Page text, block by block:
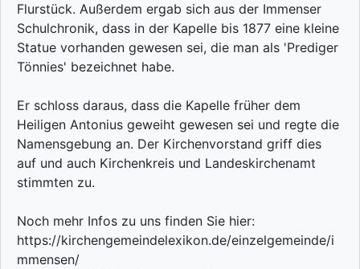
Flurstück. Außerdem ergab sich aus der Immenser
Schulchronik, dass in der Kapelle bis 1877 eine kleine
Statue vorhanden gewesen sei, die man als 'Prediger
Tönnies' bezeichnet habe.
Er schloss daraus, dass die Kapelle früher dem
Heiligen Antonius geweiht gewesen sei und regte die
Namensgebung an. Der Kirchenvorstand griff dies
auf und auch Kirchenkreis und Landeskirchenamt
stimmten zu.
Noch mehr Infos zu uns finden Sie hier:
https://kirchengemeindelexikon.de/einzelgemeinde/i
mmensen/